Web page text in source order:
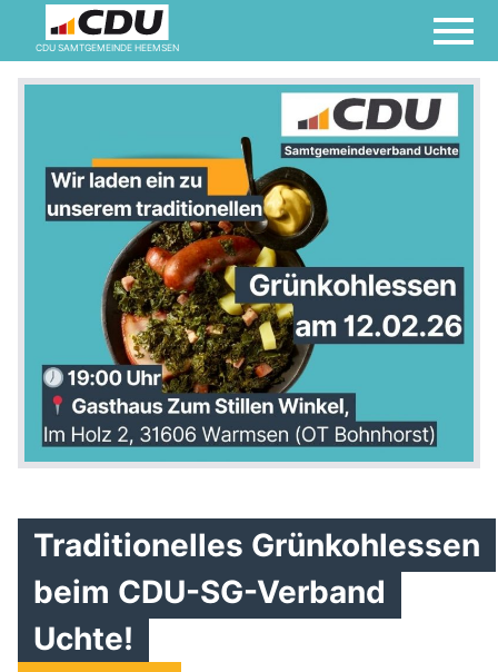
CDU SAMTGEMEINDE HEEMSEN
Traditionelles Grünkohlessen
beim CDU-SG-Verband
Uchte!